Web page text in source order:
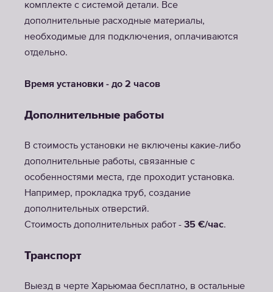
комплекте с системой детали. Все
дополнительные расходные материалы,
необходимые для подключения, оплачиваются
отдельно.
Время установки - до 2 часов
Дополнительные работы
В стоимость установки не включены какие-либо
дополнительные работы, связанные с
особенностями места, где проходит установка.
Например, прокладка труб, создание
дополнительных отверстий.
Стоимость дополнительных работ - 35 €/час.
Транспорт
Выезд в черте Харьюмаа бесплатно, в остальные